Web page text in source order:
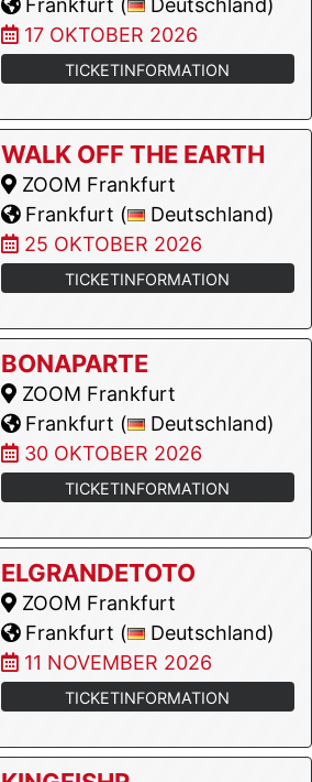
Frankfurt (
Deutschland)
17 OKTOBER 2026
TICKETINFORMATION
WALK OFF THE EARTH
ZOOM Frankfurt
Frankfurt (
Deutschland)
25 OKTOBER 2026
TICKETINFORMATION
BONAPARTE
ZOOM Frankfurt
Frankfurt (
Deutschland)
30 OKTOBER 2026
TICKETINFORMATION
ELGRANDETOTO
ZOOM Frankfurt
Frankfurt (
Deutschland)
11 NOVEMBER 2026
TICKETINFORMATION